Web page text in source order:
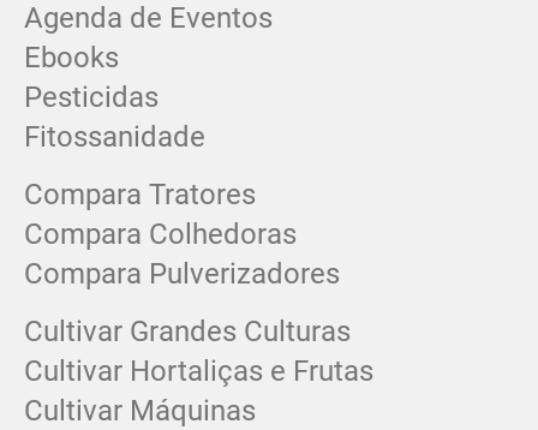
Agenda de Eventos
Ebooks
Pesticidas
Fitossanidade
Compara Tratores
Compara Colhedoras
Compara Pulverizadores
Cultivar Grandes Culturas
Cultivar Hortaliças e Frutas
Cultivar Máquinas